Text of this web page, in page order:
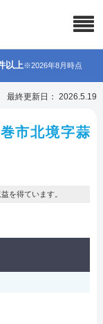
以上※2026年8月時点
最終更新日： 2026.5.19
市北境字蒜
を得ています。